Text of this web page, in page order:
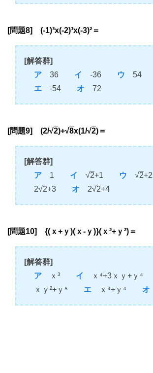
[問題8] (-1)³x(-2)³x(-3)²＝
[解答群]
ア 36 イ -36 ウ 54
エ -54 オ 72
[問題9] (2/√2)+√8x(1/√2)＝
[解答群]
ア 1 イ √2+1 ウ √2
2√2+3 オ 2√2+4
[問題10] {(ｘ+ｙ)(ｘ-ｙ)}(ｘ²+ｙ²)＝
[解答群]
ア ｘ³ イ ｘ⁴+3ｘｙ+ｙ
ｘｙ²+ｙ⁵ エ ｘ⁴+ｙ⁴ オ